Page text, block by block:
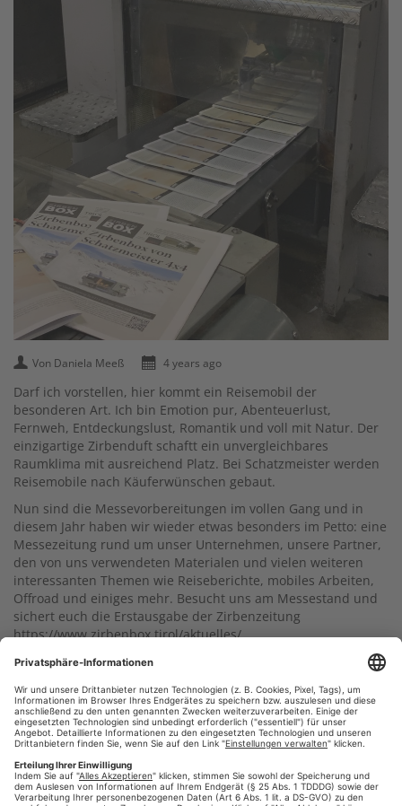
Von Daniela Meeß 4 years ago
Darf ich vorstellen, hier kommt ein Reisemobil der
besonderen Art. Ich bin Emotion pur, Abenteuerlust,
Fernweh, Entdeckungslust, Romantik und voll mit Natur. Der
einzigartige Zirbenduft schaftt ein unvergleichbares
Raumklima mit ausreichend Platz. Bei Schatzmeister werden
Reisemobile nach Käuferwünschen gebaut.
Nun sind die Messevorbereitungen im vollen Gang und in
diesem Jahr haben wir wieder etwas besonders im Petto: eine
Messezeitung rund um unser Unternehmen, unsere Partner,
den von uns verwendeten Materialen und vielen weiteren
interessanten Themen wie Reiseberichte, mobiles Arbeiten,
Offroad und einiges mehr. Besucht uns am Messestand und
sichert euch die Erstausgabe der Zirbenzeitung
https://www.zirbenbox.tirol/aktuelles/
Gedruckt wurde die Zeitung bei uns. 12 Seiten auf
ganz einfach bei uns unterwww.wir-drucken-deine-
zeitung.debestellt.
Weiterlesen